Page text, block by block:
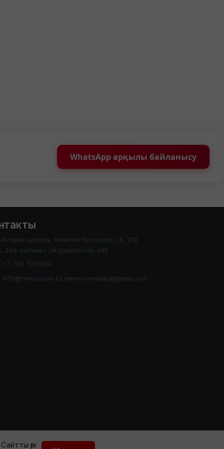
әрі
WhatsApp арқылы байланысу
Астана каласы, Менгілік Ел кешесі, 8, 17В
204-кабинет (Журналистер уйі)
+7 705 721 8114
info@newsroom.kz newsroomqaz@gmail.com